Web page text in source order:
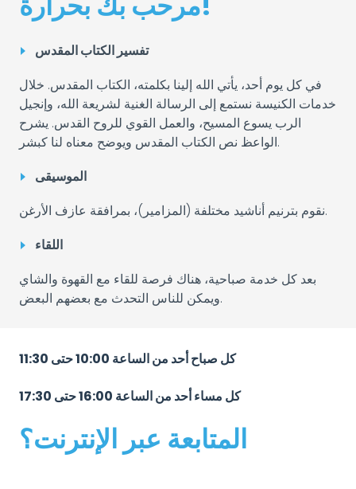
تفسير الكتاب المقدس
في كل يوم أحد، يأتي الله إلينا بكلمته، الكتاب المقدس. خلال
خدمات الكنيسة نستمع إلى الرسالة الغنية لشريعة الله، وإنجيل
الرب يسوع المسيح، والعمل القوي للروح القدس. يشرح
الواعظ نص الكتاب المقدس ويوضح معناه لنا كبشر.
الموسيقى
نقوم بترنيم أناشيد مختلفة (المزامير)، بمرافقة عازف الأرغن.
اللقاء
بعد كل خدمة صباحية، هناك فرصة للقاء مع القهوة والشاي
ويمكن للناس التحدث مع بعضهم البعض.
كل صباح أحد من الساعة 10:00 حتى 11:30
كل مساء أحد من الساعة 16:00 حتى 17:30
المتابعة عبر الإنترنت؟